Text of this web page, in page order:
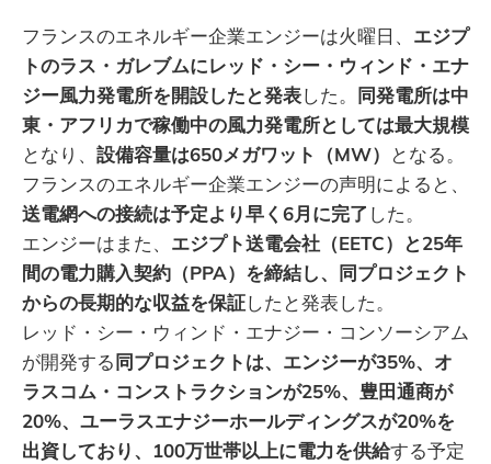
フランスのエネルギー企業エンジーは火曜日、 エジプ
トのラス・ガレブムにレッド・シー・ウィンド・エナ
ジー風力発電所を開設したと発表した。 同発電所は中
東・アフリカで稼働中の風力発電所としては最大規模
となり、 設備容量は650メガワット（MW）
となる。
​​フランスのエネルギー企業エンジーの声明によると、
送電網への接続は予定より早く6月に完了 した。
エンジーはまた、 エジプト送電会社（EETC）と25年
間の電力購入契約（PPA）を締結し、同プロジェクト
からの長期的な収益を保証したと発表した。
レッド・シー・ウィンド・エナジー・コンソーシアム
が開発する同プロジェクトは、エンジーが35%、オ
ラスコム・コンストラクションが25%、豊田通商が
20%、ユーラスエナジーホールディングスが20%を
出資しており、100万世帯以上に電力を供給する予定